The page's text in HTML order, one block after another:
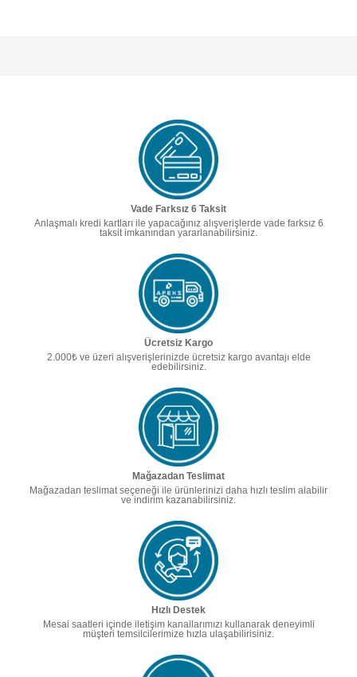
Vade Farksız 6 Taksit
Anlaşmalı kredi kartları ile yapacağınız alışverişlerde vade farksız 6
taksit imkanından yararlanabilirsiniz.
Ücretsiz Kargo
2.000₺ ve üzeri alışverişlerinizde ücretsiz kargo avantajı elde
edebilirsiniz.
Mağazadan Teslimat
Mağazadan teslimat seçeneği ile ürünlerinizi daha hızlı teslim alabilir
ve indirim kazanabilirsiniz.
Hızlı Destek
Mesai saatleri içinde iletişim kanallarımızı kullanarak deneyimli
müşteri temsilcilerimize hızla ulaşabilirisiniz.